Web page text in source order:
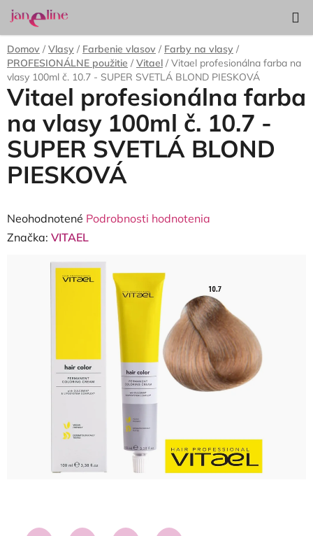
Prejsť
na
obsah
KOŠÍK
Domov / Vlasy / Farbenie vlasov / Farby na vlasy /
PROFESIONÁLNE použitie / Vitael / Vitael profesionálna farba na
vlasy 100ml č. 10.7 - SUPER SVETLÁ BLOND PIESKOVÁ
Vitael profesionálna farba
na vlasy 100ml č. 10.7 -
SUPER SVETLÁ BLOND
PIESKOVÁ
Priemerné
hodnotenie
Neohodnotené Podrobnosti hodnotenia
Značka: VITAEL